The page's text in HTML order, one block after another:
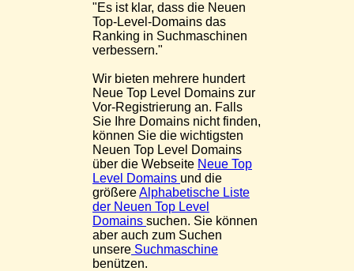
"Es ist klar, dass die Neuen
Top-Level-Domains das
Ranking in Suchmaschinen
verbessern."
Wir bieten mehrere hundert
Neue Top Level Domains zur
Vor-Registrierung an. Falls
Sie Ihre Domains nicht finden,
können Sie die wichtigsten
Neuen Top Level Domains
über die Webseite Neue Top
Level Domains und die
größereAlphabetische Liste
der Neuen Top Level
Domains suchen. Sie können
aber auch zum Suchen
unsere Suchmaschine
benützen.